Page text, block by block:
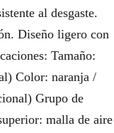
al desgaste.
Diseño ligero con
Tamaño:
Color: naranja /
Grupo de
malla de aire